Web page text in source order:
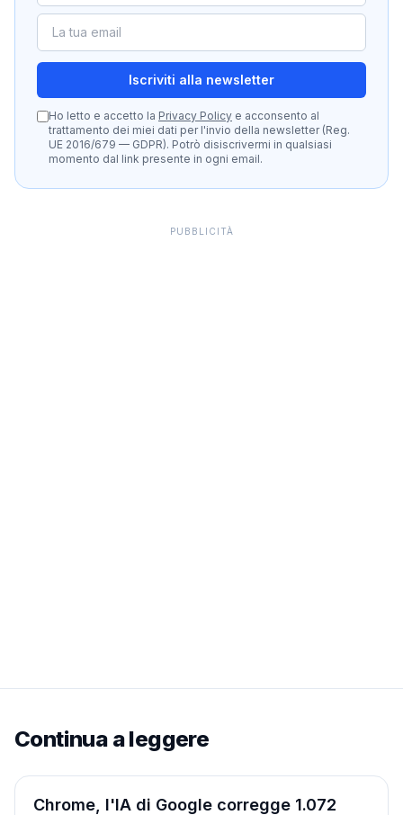
Iscriviti alla newsletter
Ho letto e accetto la Privacy Policy e acconsento al
trattamento dei miei dati per l'invio della newsletter (Reg.
UE 2016/679 — GDPR). Potrò disiscrivermi in qualsiasi
momento dal link presente in ogni email.
PUBBLICITÀ
Continua a leggere
Ricerca
Chrome, l'IA di Google corregge 1.072